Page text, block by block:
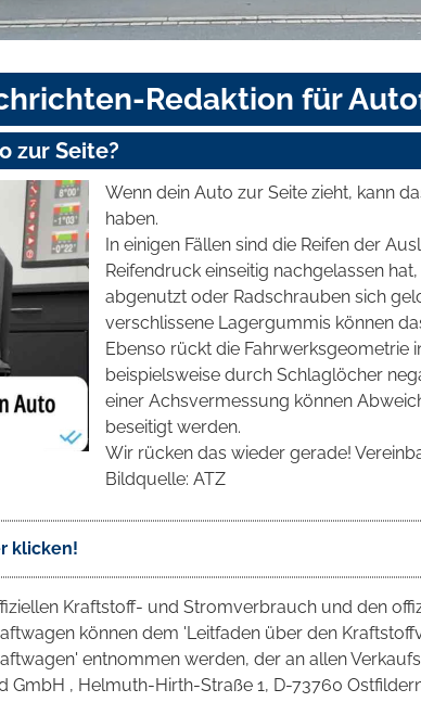
Redaktion für
zur Seite?
Wenn dein Auto zur Seite zieht, kann
haben.
In einigen Fällen sind die Reifen der
Reifendruck einseitig nachgelassen
abgenutzt oder Radschrauben sich
verschlissene Lagergummis können
Ebenso rückt die Fahrwerksgeometrie
beispielsweise durch Schlaglöcher
einer Achsvermessung können
beseitigt werden.
Wir rücken das wieder gerade!
Bildquelle: ATZ
klicken!
Kraftstoff- und Stromverbrauch und den
können dem 'Leitfaden über den
entnommen werden, der an allen
GmbH , Helmuth-Hirth-Straße 1, D-73760